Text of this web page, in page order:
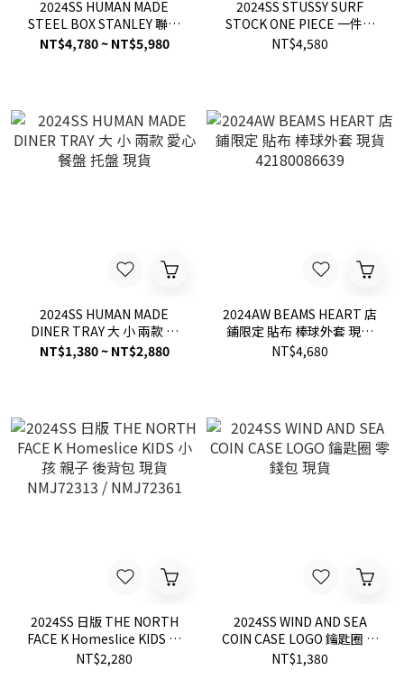
2024SS HUMAN MADE
STEEL BOX STANLEY 聯名
5.2L / 9.4L 野餐 水瓶箱 工具
NT$4,780 ~ NT$5,980
2024SS STUSSY SURF
STOCK ONE PIECE 一件式
衝浪 連身 女生 泳衣 泳裝 史
NT$4,580
2024SS HUMAN MADE
DINER TRAY 大 小 兩款 愛
心 餐盤 托盤 現貨
NT$1,380 ~ NT$2,880
2024AW BEAMS HEART 店
鋪限定 貼布 棒球外套 現貨
42180086639
NT$4,680
2024SS 日版 THE NORTH
FACE K Homeslice KIDS 小
孩 親子 後背包 現貨
NT$2,280
2024SS WIND AND SEA
COIN CASE LOGO 鑰匙圈 零
錢包 現貨
NT$1,380